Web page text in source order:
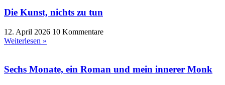
Die Kunst, nichts zu tun
12. April 2026 10 Kommentare
Weiterlesen »
Sechs Monate, ein Roman und mein innerer Monk